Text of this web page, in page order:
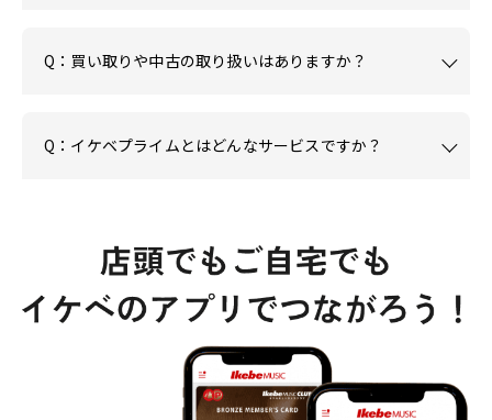
Q：買い取りや中古の取り扱いはありますか？
Q：イケベプライムとはどんなサービスですか？